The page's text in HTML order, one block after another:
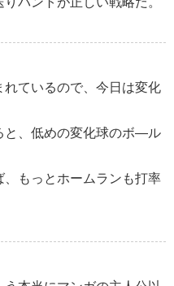
ているので、今日は変化
と、低めの変化球のボ―ル
もっとホームランも打率